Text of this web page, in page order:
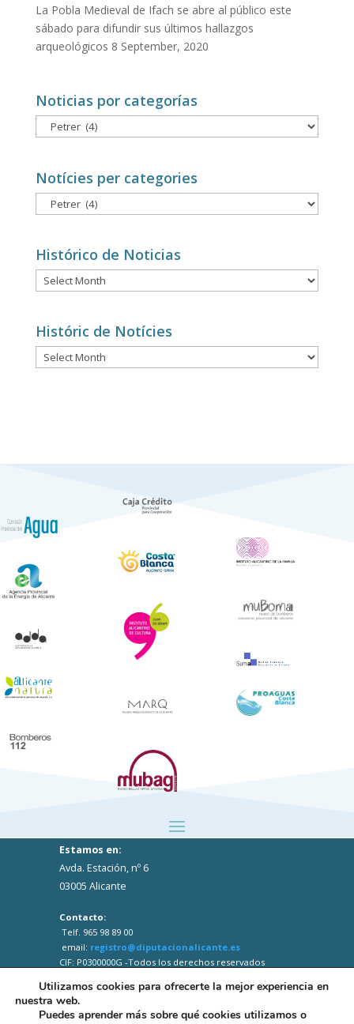
La Pobla Medieval de Ifach se abre al público este
sábado para difundir sus últimos hallazgos
arqueológicos 8 September, 2020
Noticias por categorías
Noticias
por
Notícies per categories
Notícies
per
Histórico de Noticias
Histórico
de
Históric de Notícies
Históric
de
Estamos en:
Avda. Estación, nº 6
03005 Alicante
Contacto:
Telf. 965 98 89 00
email: registro@diputacionalicante.es
CIF: P0300000G -Todos los derechos reservados
Utilizamos cookies para ofrecerte la mejor experiencia en
nuestra web.
Puedes aprender más sobre qué cookies utilizamos o